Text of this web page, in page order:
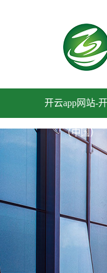
开云app网站-
（中国）